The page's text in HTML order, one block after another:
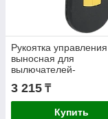
Рукоятка управления
выносная для
вылючателей-
разъединителей
модульных ВРМ 63-
(3 положения) IEK
3 215 ₸
Купить